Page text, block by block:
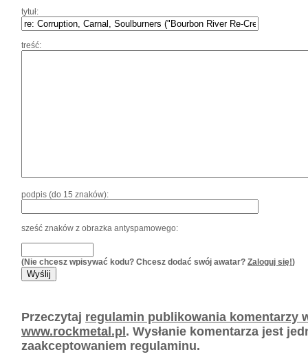
tytuł:
treść:
podpis (do 15 znaków):
sześć znaków z obrazka antyspamowego:
(Nie chcesz wpisywać kodu? Chcesz dodać swój awatar? Zaloguj się!)
Przeczytaj regulamin publikowania komentarzy
www.rockmetal.pl. Wysłanie komentarza jest
zaakceptowaniem regulaminu.